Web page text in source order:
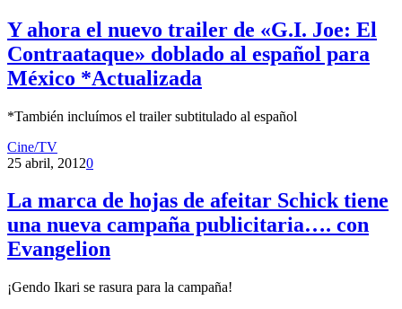
Y ahora el nuevo trailer de «G.I. Joe: El
Contraataque» doblado al español para
México *Actualizada
*También incluímos el trailer subtitulado al español
Cine/TV
25 abril, 20120
La marca de hojas de afeitar Schick tiene
una nueva campaña publicitaria…. con
Evangelion
¡Gendo Ikari se rasura para la campaña!